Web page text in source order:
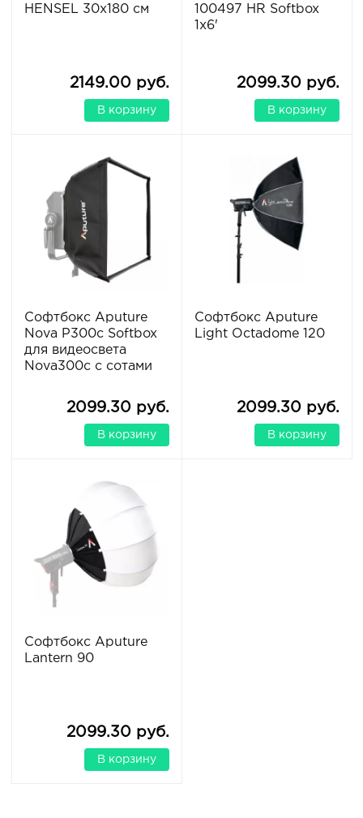
HENSEL 30х180 см
2149.00 руб.
В корзину
100497 HR Softbox
1x6'
2099.30 руб.
В корзину
Софтбокс Aputure
Nova P300c Softbox
для видеосвета
Nova300c с сотами
2099.30 руб.
В корзину
Софтбокс Aputure
Light Octadome 120
2099.30 руб.
В корзину
Софтбокс Aputure
Lantern 90
2099.30 руб.
В корзину